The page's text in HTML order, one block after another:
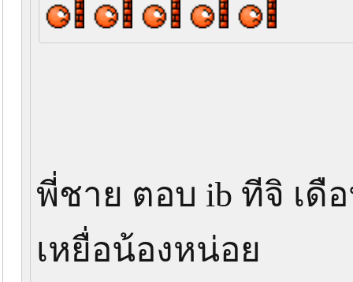
พี่ชาย ตอบ ib ทีจิ เดื
เหยื่อน้องหน่อย